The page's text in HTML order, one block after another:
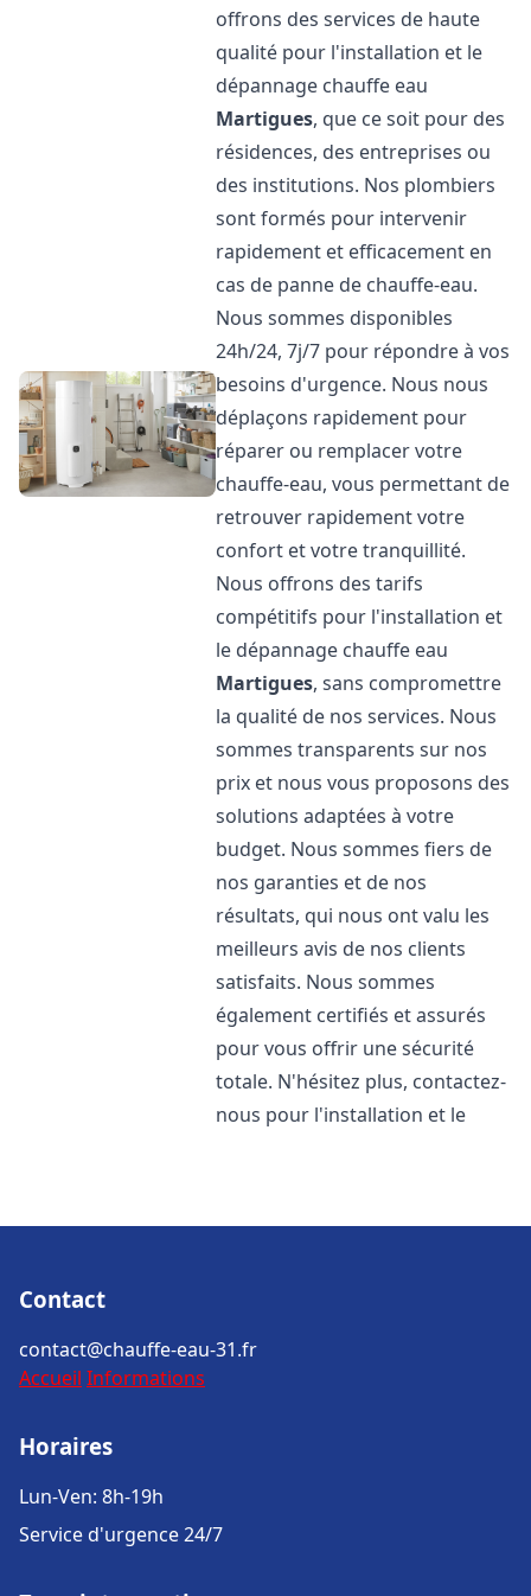
offrons des services de haute
qualité pour l'installation et le
dépannage chauffe eau
Martigues, que ce soit pour des
résidences, des entreprises ou
des institutions. Nos plombiers
sont formés pour intervenir
rapidement et efficacement en
cas de panne de chauffe-eau.
Nous sommes disponibles
24h/24, 7j/7 pour répondre à vos
besoins d'urgence. Nous nous
déplaçons rapidement pour
réparer ou remplacer votre
chauffe-eau, vous permettant de
retrouver rapidement votre
confort et votre tranquillité.
Nous offrons des tarifs
compétitifs pour l'installation et
le dépannage chauffe eau
Martigues, sans compromettre
la qualité de nos services. Nous
sommes transparents sur nos
prix et nous vous proposons des
solutions adaptées à votre
budget. Nous sommes fiers de
nos garanties et de nos
résultats, qui nous ont valu les
meilleurs avis de nos clients
satisfaits. Nous sommes
également certifiés et assurés
pour vous offrir une sécurité
totale. N'hésitez plus, contactez-
nous pour l'installation et le
Contact
contact@chauffe-eau-31.fr
Accueil Informations
Horaires
Lun-Ven: 8h-19h
Service d'urgence 24/7